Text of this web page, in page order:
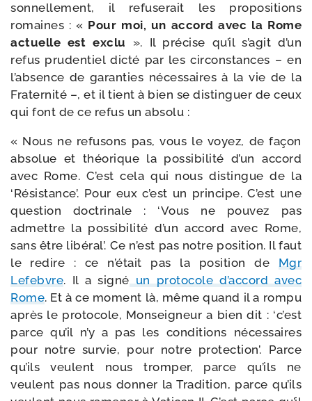
son­nel­le­ment, il refu­se­rait les pro­po­si­tions
romaines : « Pour moi, un accord avec la Rome
actuelle est exclu ». Il pré­cise qu’il s’agit d’un
refus pru­den­tiel dic­té par les cir­cons­tances – en
l’absence de garan­ties néces­saires à la vie de la
Fraternité –, et il tient à bien se dis­tin­guer de ceux
qui font de ce refus un absolu :
« Nous ne refu­sons pas, vous le voyez, de façon
abso­lue et théo­rique la pos­si­bi­li­té d’un accord
avec Rome. C’est cela qui nous dis­tingue de la
‘Résistance’. Pour eux c’est un prin­cipe. C’est une
ques­tion doc­tri­nale : ‘Vous ne pou­vez pas
admettre la pos­si­bi­li­té d’un accord avec Rome,
sans être libé­ral’. Ce n’est pas notre posi­tion. Il faut
le redire : ce n’était pas la posi­tion de Mgr
Lefebvre. Il a signéun pro­to­cole d’accord avec
Rome. Et à ce moment là, même quand il a rom­pu
après le pro­to­cole, Monseigneur a bien dit : ‘c’est
parce qu’il n’y a pas les condi­tions néces­saires
pour notre sur­vie, pour notre pro­tec­tion’. Parce
qu’ils veulent nous trom­per, parce qu’ils ne
veulent pas nous don­ner la Tradition, parce qu’ils